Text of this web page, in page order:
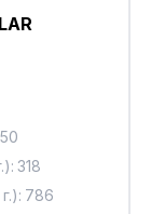
318
786